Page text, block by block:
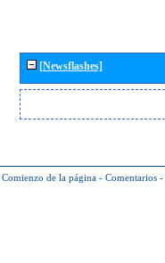
[Newsflashes]
Comienzo de la página - Comentarios -